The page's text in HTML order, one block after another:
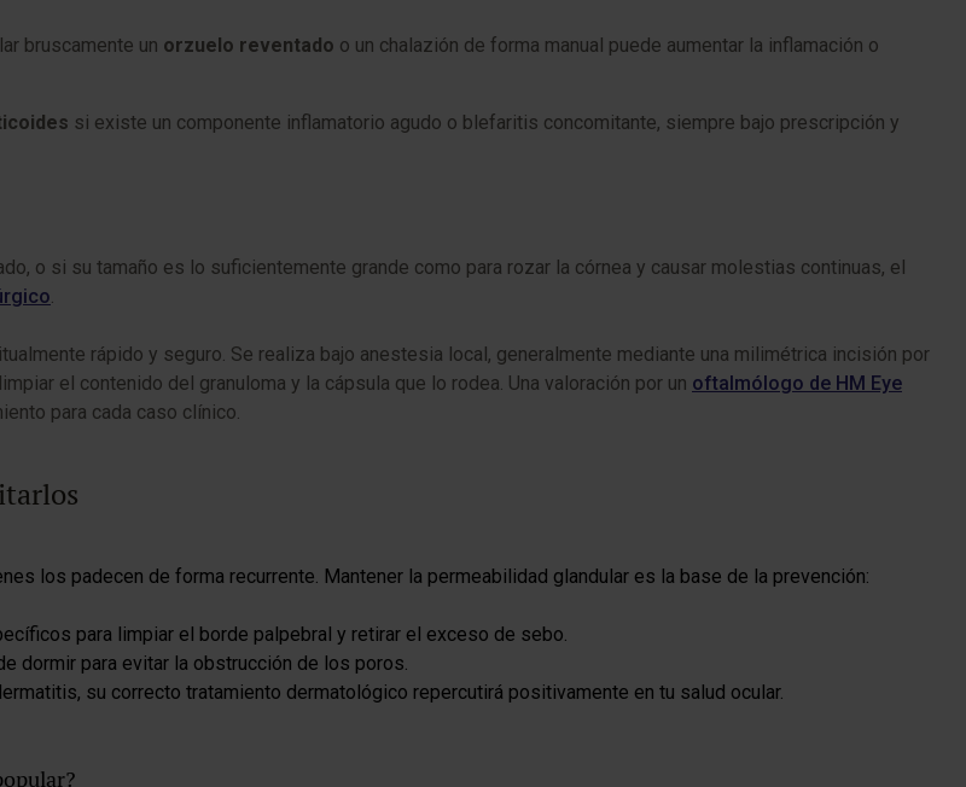
bruscamente un orzuelo reventado o un chalazión de forma manual puede aumentar la inflamación o
si existe un componente inflamatorio agudo o blefaritis concomitante, siempre bajo prescripción y
o si su tamaño es lo suficientemente grande como para rozar la córnea y causar molestias continuas, el
.
rápido y seguro. Se realiza bajo anestesia local, generalmente mediante una milimétrica incisión por
el contenido del granuloma y la cápsula que lo rodea. Una valoración por un oftalmólogo de HM Eye
para cada caso clínico.
los padecen de forma recurrente. Mantener la permeabilidad glandular es la base de la prevención:
para limpiar el borde palpebral y retirar el exceso de sebo.
dormir para evitar la obstrucción de los poros.
su correcto tratamiento dermatológico repercutirá positivamente en tu salud ocular.